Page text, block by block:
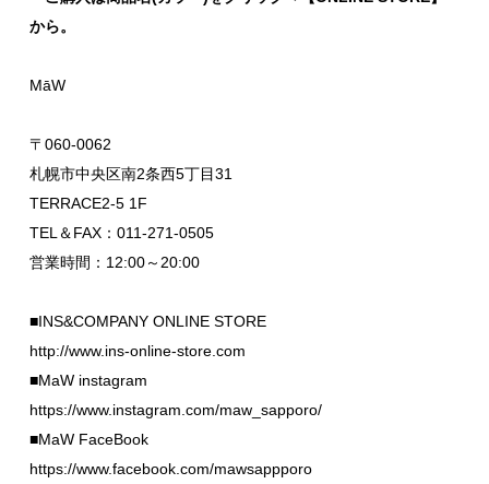
から。
MāW
〒060-0062
札幌市中央区南2条西5丁目31
TERRACE2-5 1F
TEL＆FAX：011-271-0505
営業時間：12:00～20:00
■INS&COMPANY ONLINE STORE
http://www.ins-online-store.com
■MaW instagram
https://www.instagram.com/maw_sapporo/
■MaW FaceBook
https://www.facebook.com/mawsappporo